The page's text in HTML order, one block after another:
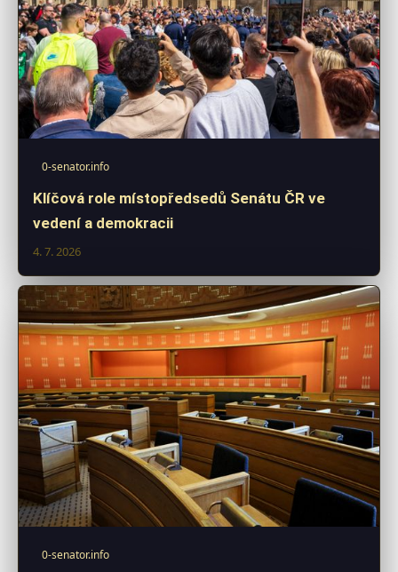
0-senator.info
Klíčová role místopředsedů Senátu ČR ve
vedení a demokracii
4. 7. 2026
0-senator.info